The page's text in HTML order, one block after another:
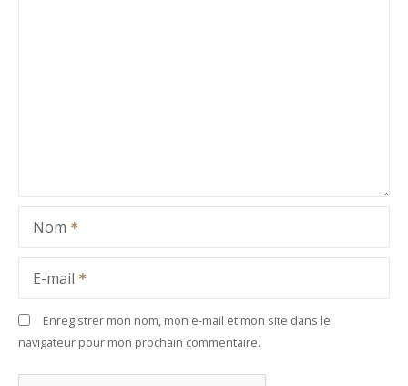
Nom
E-mail
Enregistrer mon nom, mon e-mail et mon site dans le
navigateur pour mon prochain commentaire.